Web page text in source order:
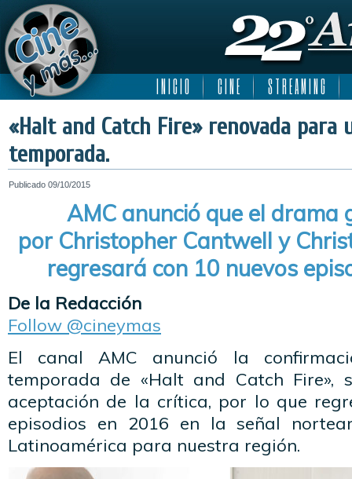
I N I C I O C I N E S T R E A M I N G
«Halt and Catch Fire» renovada para
temporada.
Publicado 09/10/2015
AMC anunció que el drama
por Christopher Cantwell y
regresará con 10 nuevos
De la Redacción
Follow @cineymas
El canal AMC anunció la
temporada de «Halt and Catch Fire»,
aceptación de la crítica, por lo que
episodios en 2016 en la señal
Latinoamérica para nuestra región.